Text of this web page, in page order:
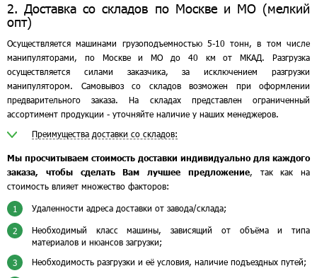
2. Доставка со складов по Москве и МО (мелкий
опт)
Осуществляется машинами грузоподъемностью 5-10 тонн, в том числе
манипуляторами, по Москве и МО до 40 км от МКАД. Разгрузка
осуществляется силами заказчика, за исключением разгрузки
манипулятором. Самовывоз со складов возможен при оформлении
предварительного заказа. На складах представлен ограниченный
ассортимент продукции - уточняйте наличие у наших менеджеров.
Преимущества доставки со складов:
Мы просчитываем стоимость доставки индивидуально для каждого
заказа, чтобы сделать Вам лучшее предложение, так как на
стоимость влияет множество факторов:
1 Удаленности адреса доставки от завода/склада;
2
Необходимый класс машины, зависящий от объёма и типа
материалов и нюансов загрузки;
3 Необходимость разгрузки и её условия, наличие подъездных путей;